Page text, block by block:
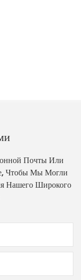
Почты Или
Чтобы Мы Могли
Нашего Широкого